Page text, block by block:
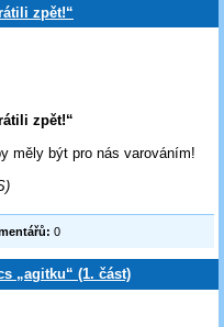
zpět!“
zpět!“
měly být pro nás varováním!
0
„agitku“ (1. část)